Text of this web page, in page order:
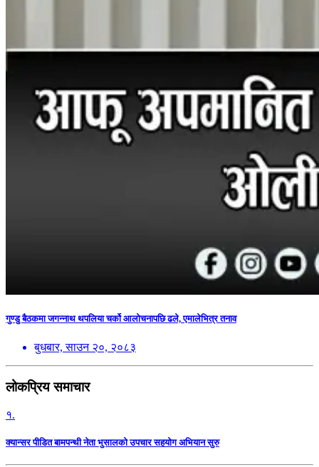
गुण्डु बैठकमा जगन्नाथ थपलिया चर्को आलोचनापछि ढले, एमालेभित्र तनाव
बुधबार, साउन २०, २०८३
लोकप्रिय समाचार
१.
क्यान्सर पीडित बामपन्थी नेता भुसालकाे उपचार सहयोग अभियान सुरु